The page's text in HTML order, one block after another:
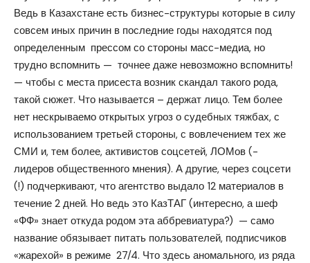
Ведь в Казахстане есть бизнес-структуры которые в силу
совсем иных причин в последние годы находятся под
определенным прессом со стороны масс-медиа, но
трудно вспомнить — точнее даже невозможно вспомнить!
— чтобы с места присеста возник скандал такого рода,
такой сюжет. Что называется – держат лицо. Тем более
нет нескрываемо открытых угроз о судебных тяжбах, с
использованием третьей стороны, с вовлечением тех же
СМИ и, тем более, активистов соцсетей, ЛОМов (-
лидеров общественного мнения). А другие, через соцсети
(!) подчеркивают, что агентство выдало 12 материалов в
течение 2 дней. Но ведь это КазТАГ (интересно, а шеф
«ФФ» знает откуда родом эта аббревиатура?) — само
название обязывает питать пользователей, подписчиков
«жарехой» в режиме 27/4. Что здесь аномального, из ряда